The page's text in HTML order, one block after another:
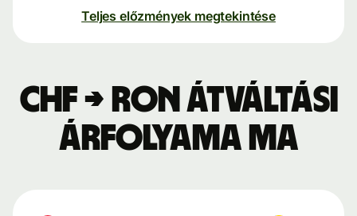
Teljes előzmények megtekintése
CHF → RON átváltási
árfolyama ma